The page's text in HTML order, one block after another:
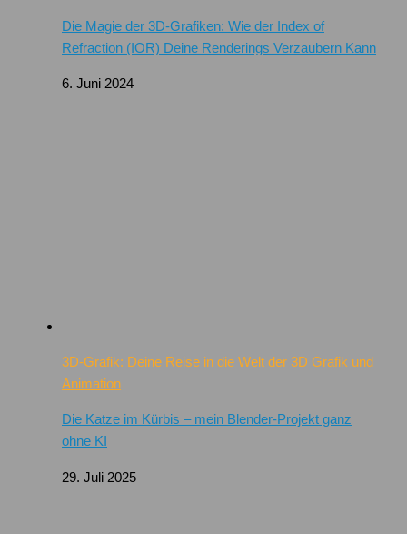
Die Magie der 3D-Grafiken: Wie der Index of
Refraction (IOR) Deine Renderings Verzaubern Kann
6. Juni 2024
3D-Grafik: Deine Reise in die Welt der 3D Grafik und
Animation
Die Katze im Kürbis – mein Blender-Projekt ganz
ohne KI
29. Juli 2025